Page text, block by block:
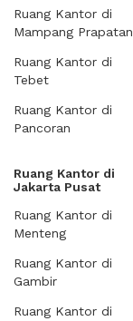
Ruang Kantor di
Mampang Prapatan
Ruang Kantor di
Tebet
Ruang Kantor di
Pancoran
Ruang Kantor di
Jakarta Pusat
Ruang Kantor di
Menteng
Ruang Kantor di
Gambir
Ruang Kantor di